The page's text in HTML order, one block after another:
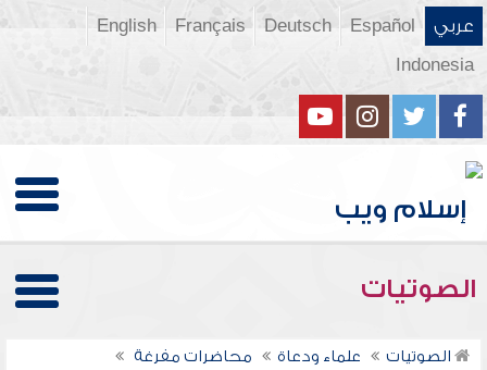
عربي Español
Deutsch
Français
English
Indonesia
الصوتيات
الصوتيات علماء ودعاة
محاضرات مفرغة